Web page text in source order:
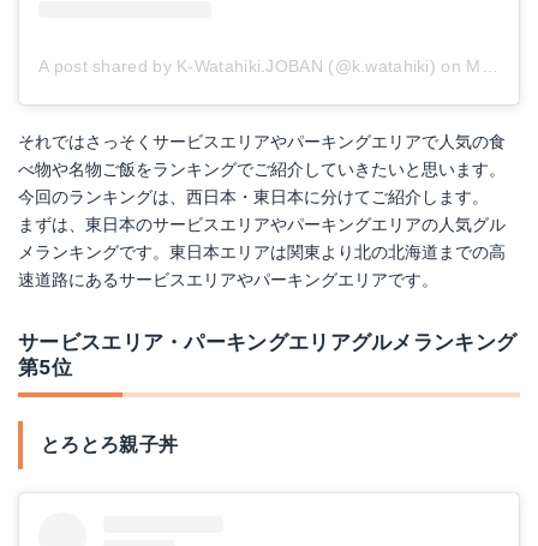
A post shared by K-Watahiki.JOBAN (@k.watahiki) on May 18, 2017 at 3:03pm PDT
それではさっそくサービスエリアやパーキングエリアで人気の食
べ物や名物ご飯をランキングでご紹介していきたいと思います。
今回のランキングは、西日本・東日本に分けてご紹介します。
まずは、東日本のサービスエリアやパーキングエリアの人気グル
メランキングです。東日本エリアは関東より北の北海道までの高
速道路にあるサービスエリアやパーキングエリアです。
サービスエリア・パーキングエリアグルメランキング
第5位
とろとろ親子丼